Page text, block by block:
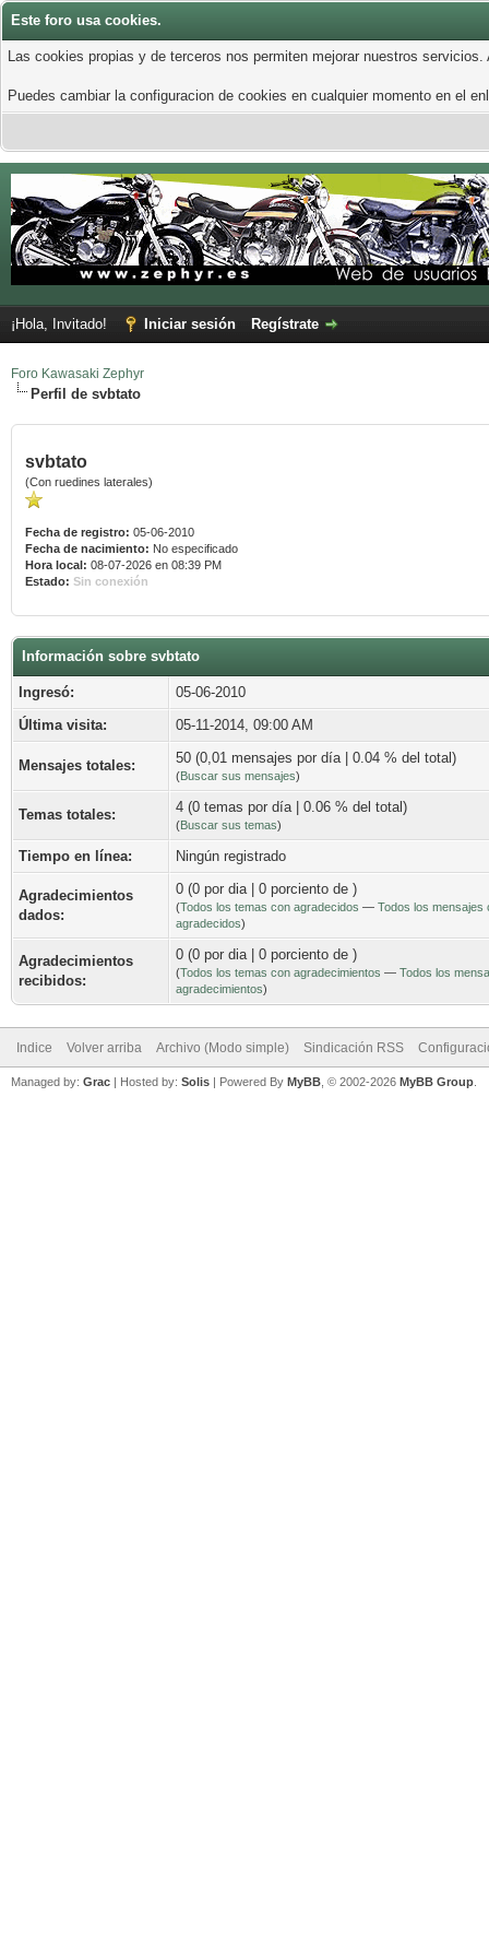
Este foro usa cookies.
Las cookies propias y de terceros nos permiten mejorar nuestros
Puedes cambiar la configuracion de cookies en cualquier momento en el
¡Hola, Invitado! Iniciar sesión Regístrate
Foro Kawasaki Zephyr
Perfil de svbtato
svbtato
(Con ruedines laterales)
Fecha de registro: 05-06-2010
Fecha de nacimiento: No especificado
Hora local: 08-07-2026 en 08:39 PM
Estado: Sin conexión
Información sobre svbtato
Ingresó:
05-06-2010
Última visita:
05-11-2014, 09:00 AM
Mensajes totales: 50 (0,01 mensajes por día | 0.04 % del total)
(Buscar sus mensajes)
Temas totales: 4 (0 temas por día | 0.06 % del total)
(Buscar sus temas)
Tiempo en línea: Ningún registrado
Agradecimientos
dados:
0 (0 por dia | 0 porciento de )
(Todos los temas con agradecidos — Todos los mensajes
agradecidos)
Agradecimientos
recibidos:
0 (0 por dia | 0 porciento de )
(Todos los temas con agradecimientos — Todos los
agradecimientos)
Indice Volver arriba Archivo (Modo simple) Sindicación RSS
Managed by: Grac | Hosted by: Solis | Powered By MyBB , © 2002-2026 MyBB Group